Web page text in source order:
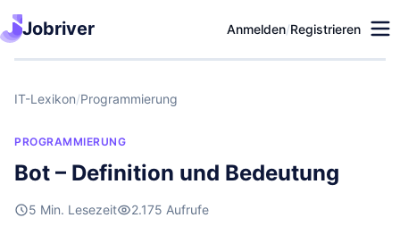
Jobriver Anmelden/Registrieren
IT-Lexikon/Programmierung
PROGRAMMIERUNG
Bot – Definition und Bedeutung
5 Min. Lesezeit 2.175 Aufrufe